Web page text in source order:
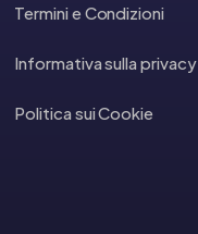
Termini e Condizioni
Informativa sulla privacy
Politica sui Cookie